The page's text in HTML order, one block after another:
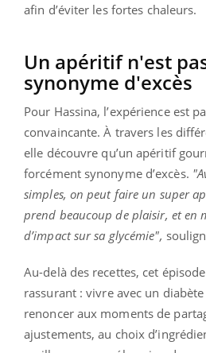
afin d’éviter les fortes chaleurs.
Un apéritif n'est
synonyme d'excès
Pour Hassina, l’expérience est
convaincante. À travers les
elle découvre qu’un apéritif
forcément synonyme d’excès.
simples, on peut faire un super
prend beaucoup de plaisir, et en
d’impact sur sa glycémie",
Au-delà des recettes, cet
rassurant : vivre avec un
renoncer aux moments de
ajustements, au choix